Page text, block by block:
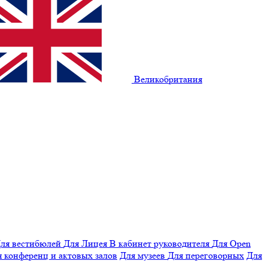
Великобритания
вестибюлей Для Лицея В кабинет руководителя Для Open
конференц и актовых залов Для музеев Для переговорных Для